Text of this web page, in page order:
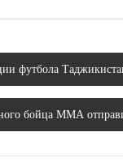
футбола
бойца ММА